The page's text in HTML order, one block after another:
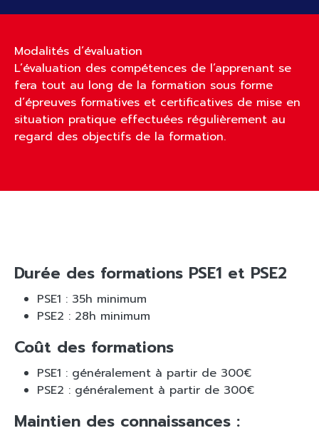
Modalités d’évaluation
L’évaluation des compétences de l’apprenant se
fera tout au long de la formation sous forme
d’épreuves formatives et certificatives de mise en
situation pratique effectuées régulièrement au
regard des objectifs de la formation.
Durée des formations PSE1 et PSE2
PSE1 : 35h minimum
PSE2 : 28h minimum
Coût des formations
PSE1 : généralement à partir de 300€
PSE2 : généralement à partir de 300€
Maintien des connaissances :